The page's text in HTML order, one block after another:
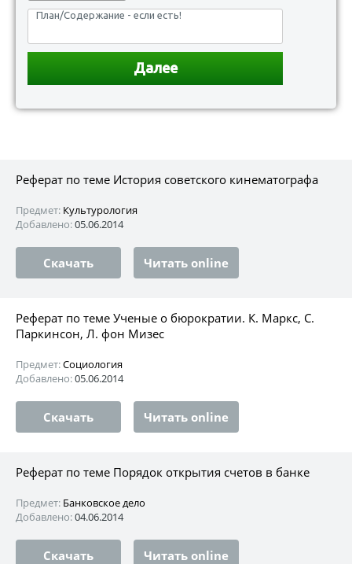
Реферат по теме История советского кинематографа
Предмет: Культурология
Добавлено:05.06.2014
Скачать Читать online
Реферат по теме Ученые о бюрократии. К. Маркс, С.
Паркинсон, Л. фон Мизес
Предмет:Социология
Добавлено:05.06.2014
Скачать Читать online
Реферат по теме Порядок открытия счетов в банке
Предмет: Банковское дело
Добавлено:04.06.2014
Скачать Читать online